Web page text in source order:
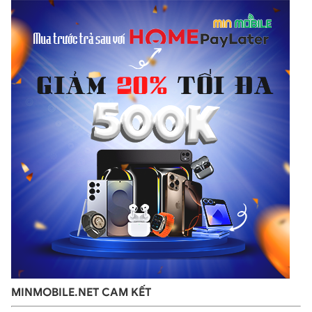
Điểm nổi bật của chiếc smartwatch này là có độ sáng tốt, nhiều
màu sắc, độ phân giải cao. Nhờ đó người dùng có thể dễ dàng
quan sát cả trong nhà và ngoài trời. Ngoài ra, Galaxy Watch 3
cũng có tính năng luôn sáng màn hình với đầy đủ màu sắc để bạn
có thể dễ dàng xem giờ mà không cần chạm vào đồng hồ hay
xoay mạnh cổ tay.
Vòng xoay bezel vật lý trên Galaxy Watch 3
Sau Galaxy Watch, mẫu đồng hồ Watch 3 là chiếc đồng hồ tiếp
theo của Samsung sở hữu thiết kế vòng xoay bezel dạng vật lý.
Người dùng sẽ sử dụng vòng xoay để chuyển đổi giữa các
widget, mở ứng dụng và cuộn qua lại các thông báo. Việc sử
dụng vòng xoay vật lý rất đơn giản và mang lại cảm giác rất
tuyệt. Khác với vòng xoay cảm ứng trên dòng Active, thiết kế
này mang lại sự mới mẻ và khác biệt cho người dùng.
MINMOBILE.NET CAM KẾT